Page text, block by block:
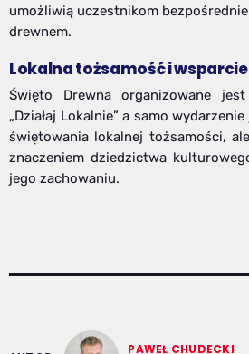
umożliwią uczestnikom
drewnem.
Lokalna tożsamość i
Święto Drewna organizowane
„Działaj Lokalnie” a samo
świętowania lokalnej tożsamości,
znaczeniem dziedzictwa
jego zachowaniu.
PAWEŁ CHUDECKI